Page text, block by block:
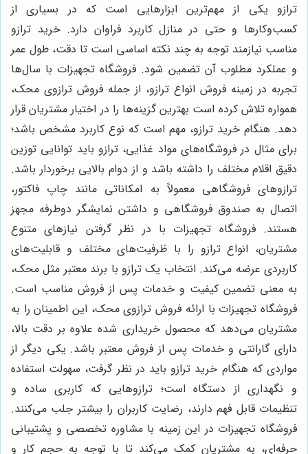
ترازو یکی از مهم‌ترین ابزارهایی است که در بسیاری از
کسب‌وکارها و حتی در منازل کاربرد فراوان دارد. خرید ترازو
مناسب نیازمند توجه به چند نکته اساسی است تا دقت، طول عمر
و عملکرد مطلوب آن تضمین شود. فروشگاه تجهیزات با سال‌ها
تجربه در زمینه فروش انواع ترازو، از جمله فروش ترازوی محک،
همواره تلاش کرده است بهترین گزینه‌ها را در اختیار مشتریان قرار
دهد. هنگام خرید ترازو، مهم است که نوع کاربرد مشخص باشد؛
برای مثال در فروشگاه‌های مواد غذایی، ترازو باید توانایی توزین
دقیق اقلام مختلف را داشته باشد و از دوام بالایی برخوردار باشد.
ترازوهای فروشگاهی معمولاً به امکاناتی مانند چاپ فاکتور،
اتصال به صندوق فروشگاهی و داشتن نمایشگر دوطرفه مجهز
هستند. فروشگاه تجهیزات با در نظر گرفتن نیازهای متنوع
مشتریان، انواع ترازو را با ظرفیت‌های مختلف و قابلیت‌های
کاربردی عرضه می‌کند. انتخاب یک ترازو با برند معتبر مثل محک،
به معنی تضمین کیفیت و خدمات پس از فروش مناسب است.
فروشگاه تجهیزات با ارائه فروش ترازوی محک، این اطمینان را به
مشتریان می‌دهد که محصول خریداری شده علاوه بر دقت بالا،
دارای گارانتی و خدمات پس از فروش معتبر باشد. یکی دیگر از
مواردی که هنگام خرید ترازو باید در نظر گرفت، سهولت استفاده
و نگهداری از دستگاه است؛ ترازوهایی که کاربری ساده و
تنظیمات قابل فهم دارند، رضایت کاربران را بیشتر جلب می‌کنند.
فروشگاه تجهیزات در این زمینه با مشاوره تخصصی و پشتیبانی
حرفه‌ای، به مشتریان کمک می‌کند تا با توجه به حجم کار و